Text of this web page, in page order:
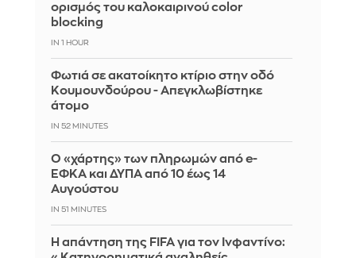
ορισμός του καλοκαιρινού color
blocking
IN 1 HOUR
Φωτιά σε ακατοίκητο κτίριο στην οδό
Κουμουνδούρου - Απεγκλωβίστηκε
άτομο
IN 52 MINUTES
Ο «χάρτης» των πληρωμών από e-
ΕΦΚΑ και ΔΥΠΑ από 10 έως 14
Αυγούστου
IN 51 MINUTES
Η απάντηση της FIFA για τον Ινφαντίνο: